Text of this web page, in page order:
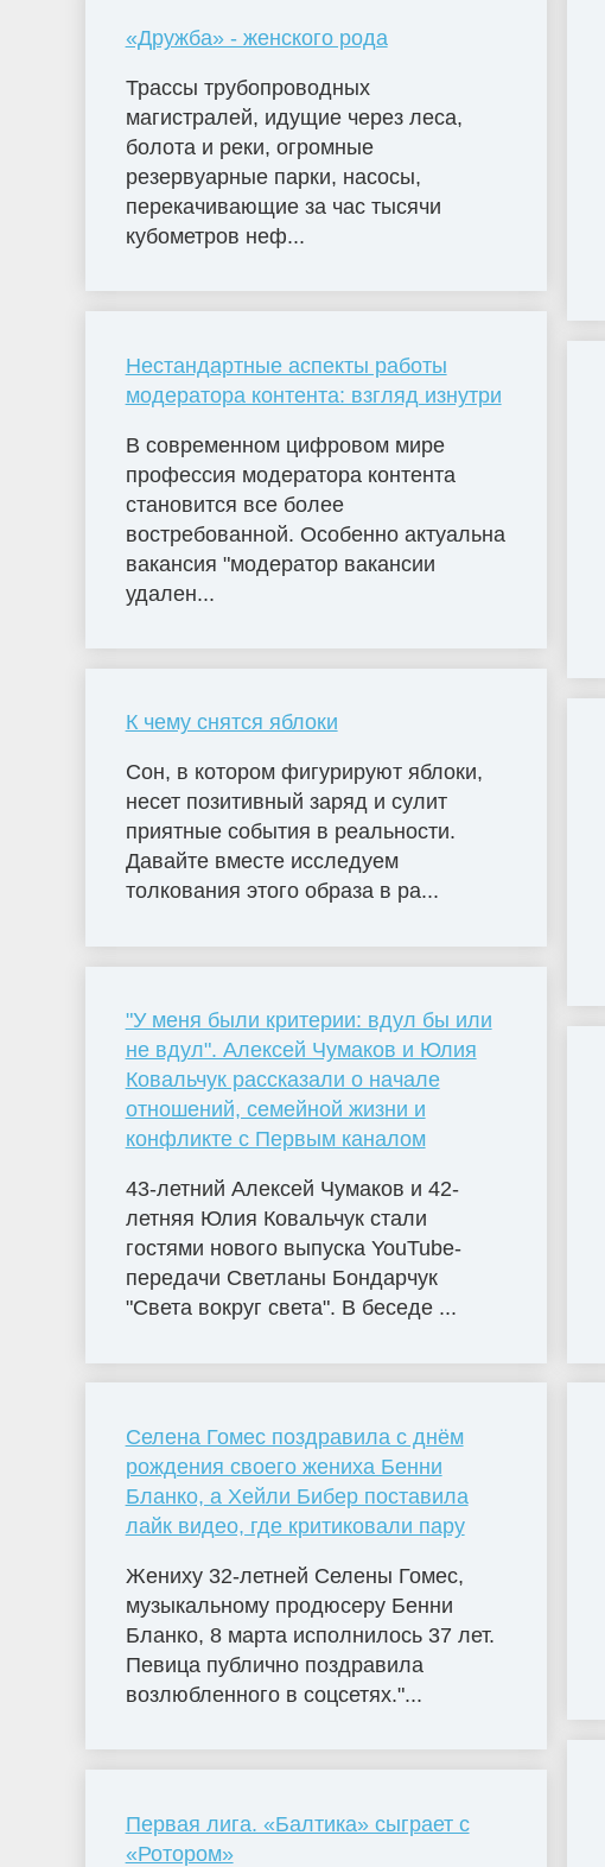
«Дружба» - женского рода
Трассы трубопроводных
магистралей, идущие через леса,
болота и реки, огромные
резервуарные парки, насосы,
перекачивающие за час тысячи
кубометров неф...
Нестандартные аспекты работы
модератора контента: взгляд изнутри
В современном цифровом мире
профессия модератора контента
становится все более
востребованной. Особенно актуальна
вакансия "модератор вакансии
удален...
К чему снятся яблоки
Сон, в котором фигурируют яблоки,
несет позитивный заряд и сулит
приятные события в реальности.
Давайте вместе исследуем
толкования этого образа в ра...
"У меня были критерии: вдул бы или
не вдул". Алексей Чумаков и Юлия
Ковальчук рассказали о начале
отношений, семейной жизни и
конфликте с Первым каналом
43-летний Алексей Чумаков и 42-
летняя Юлия Ковальчук стали
гостями нового выпуска YouTube-
передачи Светланы Бондарчук
"Света вокруг света". В беседе ...
Селена Гомес поздравила с днём
рождения своего жениха Бенни
Бланко, а Хейли Бибер поставила
лайк видео, где критиковали пару
Жениху 32-летней Селены Гомес,
музыкальному продюсеру Бенни
Бланко, 8 марта исполнилось 37 лет.
Певица публично поздравила
возлюбленного в соцсетях."...
Первая лига. «Балтика» сыграет с
«Ротором»